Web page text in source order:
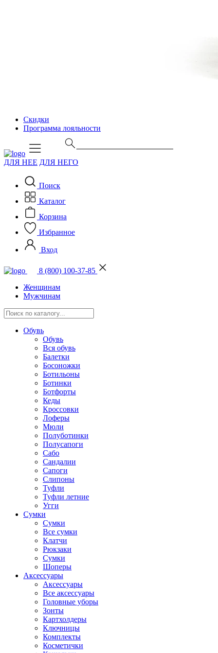
Скидки
Программа лояльности
ДЛЯ НЕЕ ДЛЯ НЕГО
Поиск
Каталог
Корзина
Избранное
Вход
8 (800) 100-37-85
Женщинам
Мужчинам
Обувь
Обувь
Вся обувь
Балетки
Босоножки
Ботильоны
Ботинки
Ботфорты
Кеды
Кроссовки
Лоферы
Мюли
Полуботинки
Полусапоги
Сабо
Сандалии
Сапоги
Слипоны
Туфли
Туфли летние
Угги
Сумки
Сумки
Все сумки
Клатчи
Рюкзаки
Сумки
Шоперы
Аксессуары
Аксессуары
Все аксессуары
Головные уборы
Зонты
Картхолдеры
Ключницы
Комплекты
Косметички